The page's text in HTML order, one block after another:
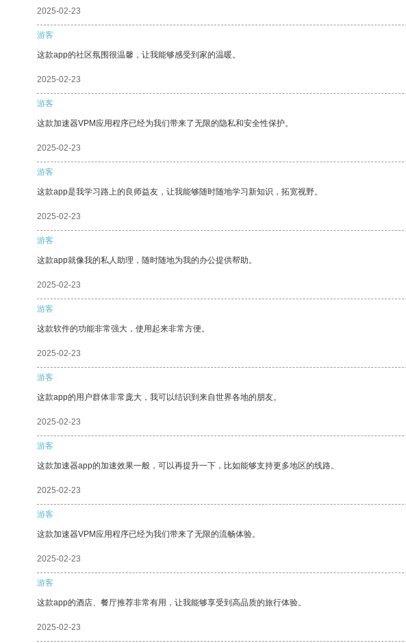
2025-02-23
游客
这款app的社区氛围很温馨，让我能够感受到家的温暖。
2025-02-23
游客
这款加速器VPM应用程序已经为我们带来了无限的隐私和安全性保护。
2025-02-23
游客
这款app是我学习路上的良师益友，让我能够随时随地学习新知识，拓宽视野。
2025-02-23
游客
这款app就像我的私人助理，随时随地为我的办公提供帮助。
2025-02-23
游客
这款软件的功能非常强大，使用起来非常方便。
2025-02-23
游客
这款app的用户群体非常庞大，我可以结识到来自世界各地的朋友。
2025-02-23
游客
这款加速器app的加速效果一般，可以再提升一下，比如能够支持更多地区的线路。
2025-02-23
游客
这款加速器VPM应用程序已经为我们带来了无限的流畅体验。
2025-02-23
游客
这款app的酒店、餐厅推荐非常有用，让我能够享受到高品质的旅行体验。
2025-02-23